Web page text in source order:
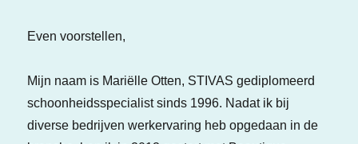
Even voorstellen,
Mijn naam is Mariëlle Otten, STIVAS gediplomeerd
schoonheidsspecialist sinds 1996. Nadat ik bij
diverse bedrijven werkervaring heb opgedaan in de